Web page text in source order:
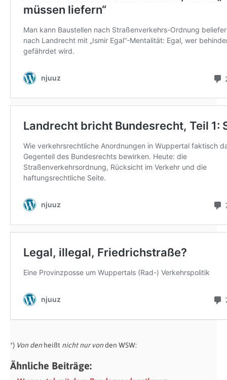
*) Von den heißt nicht nur vonden WSW:
Ähnliche Beiträge: